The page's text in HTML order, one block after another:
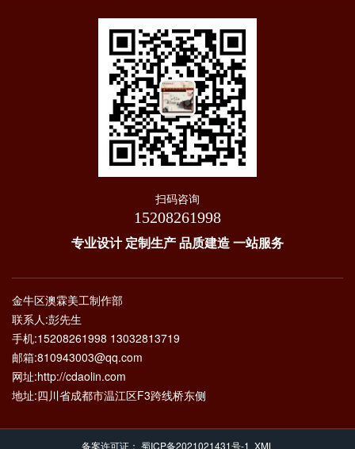
扫码咨询
15208261998
专业设计 定制生产 品质建造 一站服务
金牛区澳霖美工制作部
联系人:彭先生
手机:15208261998 13032813719
邮箱:810943003@qq.com
网址:http://cdaolin.com
地址:四川省成都市温江区F3跨线桥东侧
备案许可证： 蜀ICP备2021021431号-1 XML